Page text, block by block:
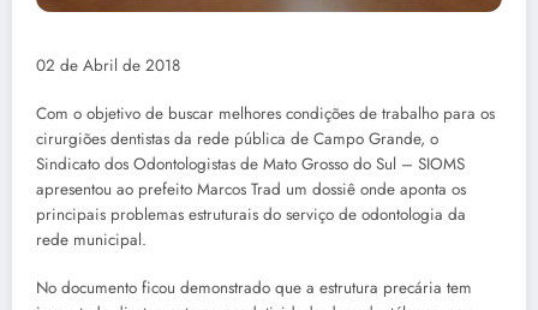
02 de Abril de 2018
Com o objetivo de buscar melhores condições de trabalho para os
cirurgiões dentistas da rede pública de Campo Grande, o
Sindicato dos Odontologistas de Mato Grosso do Sul – SIOMS
apresentou ao prefeito Marcos Trad um dossiê onde aponta os
principais problemas estruturais do serviço de odontologia da
rede municipal.
No documento ficou demonstrado que a estrutura precária tem